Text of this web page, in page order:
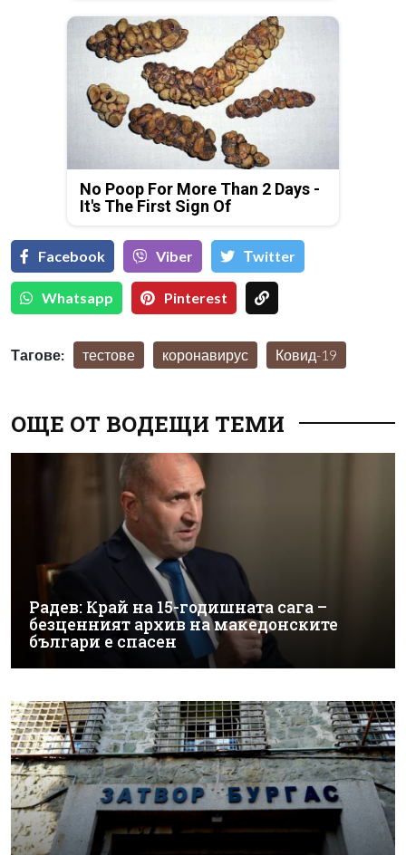
No Poop For More Than 2 Days -
It's The First Sign Of
Facebook Viber Тwitter
Whatsapp Pinterest
Тагове: тестове коронавирус Ковид-19
ОЩЕ ОТ ВОДЕЩИ ТЕМИ
Радев: Край на 15-годишната сага –
безценният архив на македонските
българи е спасен